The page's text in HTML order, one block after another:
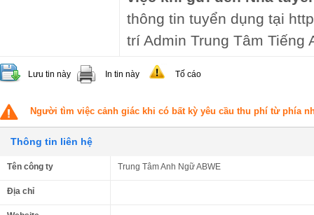
thông tin tuyển dụng tại
trí Admin Trung Tâm Tiếng
Lưu tin này In tin này Tố cáo
Người tìm việc cảnh giác khi có bất kỳ yêu cầu thu phí từ phía
Thông tin liên hệ
Tên công ty Trung Tâm Anh Ngữ ABWE
Địa chỉ